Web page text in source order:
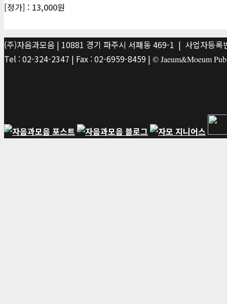
[정가] : 13,000원
(주)자음과모음 | 10881 경기 파주시 서패동 469-1 | 사업자등
Tel : 02-324-2347 | Fax : 02-6959-8459 | © Jaeum&Moeum